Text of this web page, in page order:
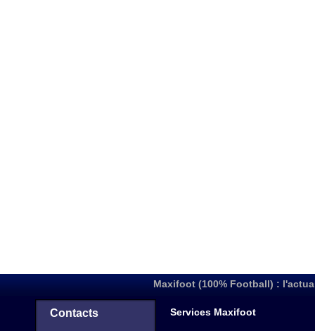
Maxifoot (100% Football) :
Contacts Services Maxifoot